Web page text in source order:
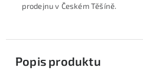
prodejnu v Českém Těšíně.
Popis produktu